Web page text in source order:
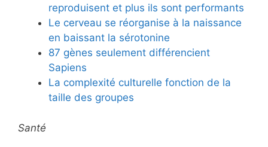
reproduisent et plus ils sont performants
Le cerveau se réorganise à la naissance
en baissant la sérotonine
87 gènes seulement différencient
Sapiens
La complexité culturelle fonction de la
taille des groupes
Santé